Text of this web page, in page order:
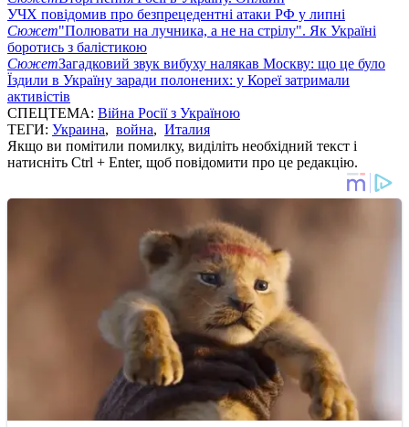
УЧХ повідомив про безпрецедентні атаки РФ у липні
Сюжет"Полювати на лучника, а не на стрілу". Як Україні
боротись з балістикою
СюжетЗагадковий звук вибуху налякав Москву: що це було
Їздили в Україну заради полонених: у Кореї затримали
активістів
СПЕЦТЕМА: Війна Росії з Україною
ТЕГИ: Украина, война, Италия
Якщо ви помітили помилку, виділіть необхідний текст і
натисніть Ctrl + Enter, щоб повідомити про це редакцію.